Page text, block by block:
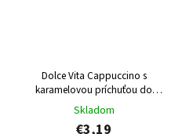
Dolce Vita Cappuccino s
karamelovou príchuťou do
Dolce Gusto 12 kapsúl
Skladom
€3,19